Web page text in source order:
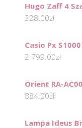
Hugo Zaff 4
328.00zł
Casio Px
2 799.00zł
Orient RA-
884.00zł
Lampa Ideus